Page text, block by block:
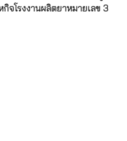
จโรงงานผลิตยาหมายเลข 3